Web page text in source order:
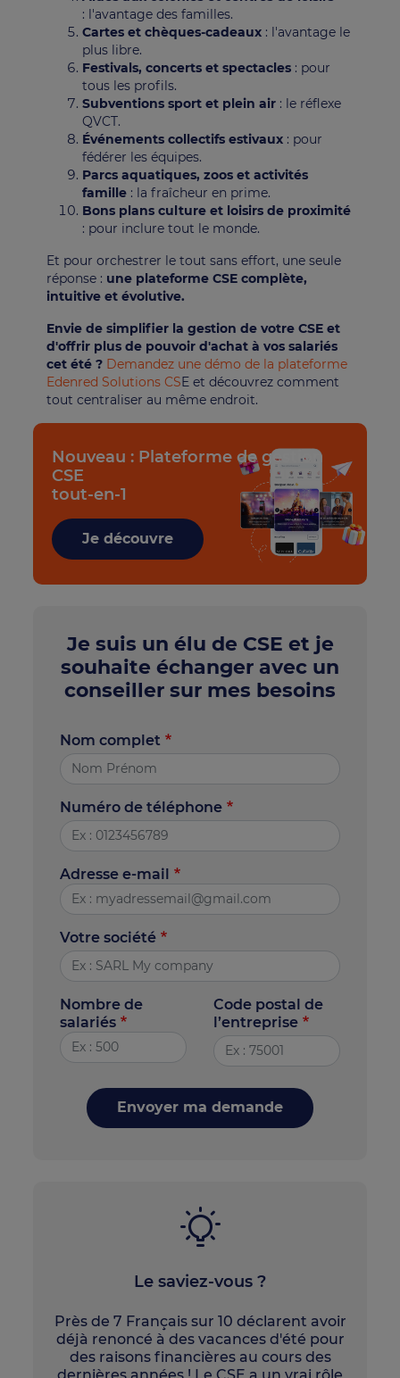
: l'avantage des familles.
Cartes et chèques-cadeaux : l'avantage le
plus libre.
Festivals, concerts et spectacles : pour
tous les profils.
Subventions sport et plein air : le réflexe
QVCT.
Événements collectifs estivaux : pour
fédérer les équipes.
Parcs aquatiques, zoos et activités
famille : la fraîcheur en prime.
Bons plans culture et loisirs de proximité
: pour inclure tout le monde.
Et pour orchestrer le tout sans effort, une seule
réponse : une plateforme CSE complète,
intuitive et évolutive.
Envie de simplifier la gestion de votre CSE et
d'offrir plus de pouvoir d'achat à vos salariés
cet été ? Demandez une démo de la plateforme
Edenred Solutions CSE et découvrez comment
tout centraliser au même endroit.
Nouveau : Plateforme de gestion
CSE
tout-en-1
Je découvre
Je suis un élu de CSE et je
souhaite échanger avec un
conseiller sur mes besoins
Nom complet
Numéro de téléphone
Adresse e-mail
Votre société
Nombre de
salariés
Code postal de
l’entreprise
Envoyer ma demande
Le saviez-vous ?
Près de 7 Français sur 10 déclarent avoir
déjà renoncé à des vacances d'été pour
des raisons financières au cours des